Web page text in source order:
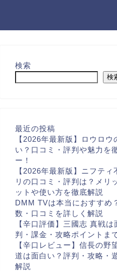
検索
検
最近の投稿
【2026年最新版】ロウロウ
い？口コミ・評判や魅力を
ー！
【2026年最新版】ニフティ
リの口コミ・評判は？メリ
ットや使い方を徹底解説
DMM TVは本当におすすめ
数・口コミを詳しく解説
【辛口評価】三國志 真戦は
判・課金・攻略ポイントま
【辛口レビュー】信長の野
道は面白い？評判・攻略・
解説